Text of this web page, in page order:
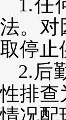
1.任
法。对
取停止
2.后
性排查